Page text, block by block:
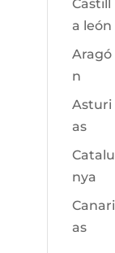
Castill
a león
Aragó
n
Asturi
as
Catalu
nya
Canari
as